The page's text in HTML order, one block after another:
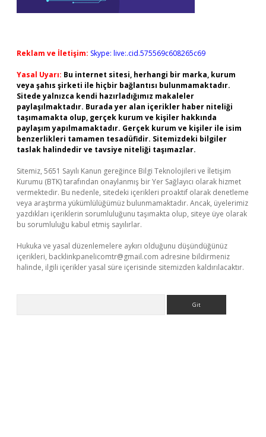
Reklam ve İletişim: Skype: live:.cid.575569c608265c69
Yasal Uyarı: Bu internet sitesi, herhangi bir marka, kurum
veya şahıs şirketi ile hiçbir bağlantısı bulunmamaktadır.
Sitede yalnızca kendi hazırladığımız makaleler
paylaşılmaktadır. Burada yer alan içerikler haber niteliği
taşımamakta olup, gerçek kurum ve kişiler hakkında
paylaşım yapılmamaktadır. Gerçek kurum ve kişiler ile isim
benzerlikleri tamamen tesadüfidir. Sitemizdeki bilgiler
taslak halindedir ve tavsiye niteliği taşımazlar.
Sitemiz, 5651 Sayılı Kanun gereğince Bilgi Teknolojileri ve İletişim
Kurumu (BTK) tarafından onaylanmış bir Yer Sağlayıcı olarak hizmet
vermektedir. Bu nedenle, sitedeki içerikleri proaktif olarak denetleme
veya araştırma yükümlülüğümüz bulunmamaktadır. Ancak, üyelerimiz
yazdıkları içeriklerin sorumluluğunu taşımakta olup, siteye üye olarak
bu sorumluluğu kabul etmiş sayılırlar.
Hukuka ve yasal düzenlemelere aykırı olduğunu düşündüğünüz
içerikleri, backlinkpanelicomtr@gmail.com adresine bildirmeniz
halinde, ilgili içerikler yasal süre içerisinde sitemizden kaldırılacaktır.